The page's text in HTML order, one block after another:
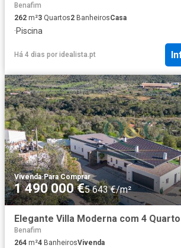
Benafim
262 m²3 Quartos2 BanheirosCasa
·Piscina
Há 4 dias por idealista.pt
Vivenda·Para Comprar
1 490 000 €5 643 €/m²
Benafim
264 m²4 BanheirosVivenda